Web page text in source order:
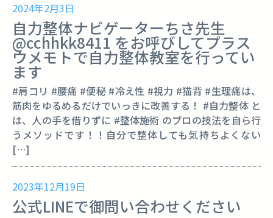
2024年2月3日
自力整体ナビゲーターちさ先生
@cchhkk8411 をお呼びしてプラス
ウメモトで自力整体教室を行ってい
ます
#肩コリ #腰痛 #便秘 #冷え性 #視力 #猫背 #生理痛は、
筋肉をゆるめるだけでいっきに改善する！ #自力整体 と
は、人の手を借りずに #整体施術 のプロの技法を自ら行
うメソッドです！！自分で整体しても気持ちよくない
[…]
2023年12月19日
公式LINEで御問い合わせください